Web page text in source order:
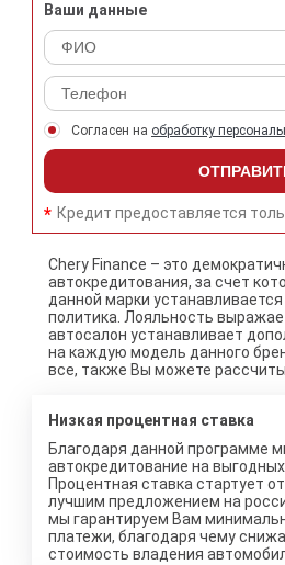
Ваши данные
Согласен на обработку
Кредит предоставляется
Chery Finance – это
автокредитования, за счет
данной марки
политика. Лояльность
автосалон устанавливает
на каждую модель данного
все, также Вы можете
Низкая процентная ставка
Благодаря данной программе
автокредитование на
Процентная ставка стартует
лучшим предложением на
мы гарантируем Вам
платежи, благодаря чему
стоимость владения